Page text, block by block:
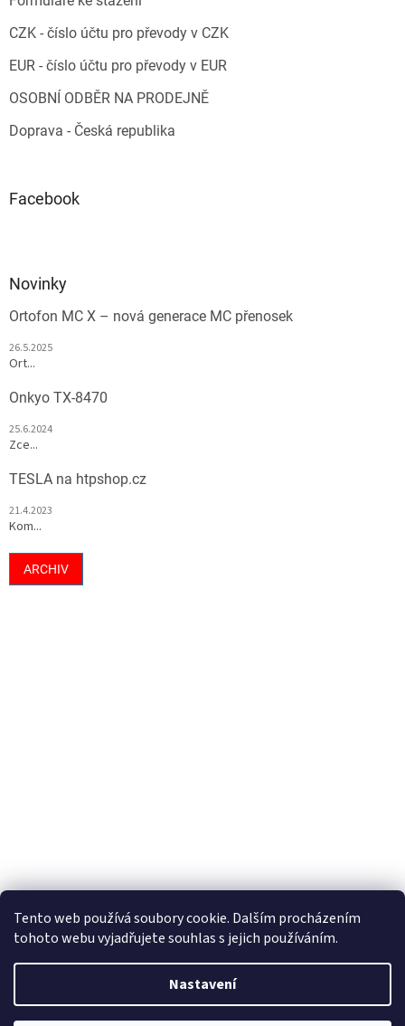
Tento web používá soubory cookie. Dalším procházením
tohoto webu vyjadřujete souhlas s jejich používáním.
Nastavení
CZK - číslo účtu pro převody v CZK
EUR - číslo účtu pro převody v EUR
OSOBNÍ ODBĚR NA PRODEJNĚ
Doprava - Česká republika
Facebook
Novinky
Ortofon MC X – nová generace MC přenosek
26.5.2025
Ort...
Onkyo TX-8470
25.6.2024
Zce...
TESLA na htpshop.cz
21.4.2023
Kom...
ARCHIV